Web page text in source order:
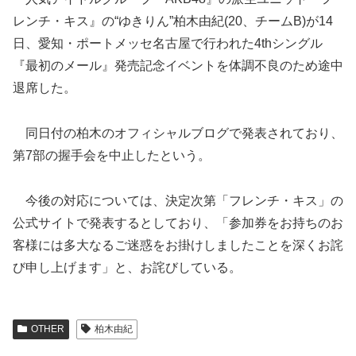
レンチ・キス』の“ゆきりん”柏木由紀(20、チームB)が14
日、愛知・ポートメッセ名古屋で行われた4thシングル
『最初のメール』発売記念イベントを体調不良のため途中
退席した。
同日付の柏木のオフィシャルブログで発表されており、
第7部の握手会を中止したという。
今後の対応については、決定次第「フレンチ・キス」の
公式サイトで発表するとしており、「参加券をお持ちのお
客様には多大なるご迷惑をお掛けしましたことを深くお詫
び申し上げます」と、お詫びしている。
OTHER 柏木由紀